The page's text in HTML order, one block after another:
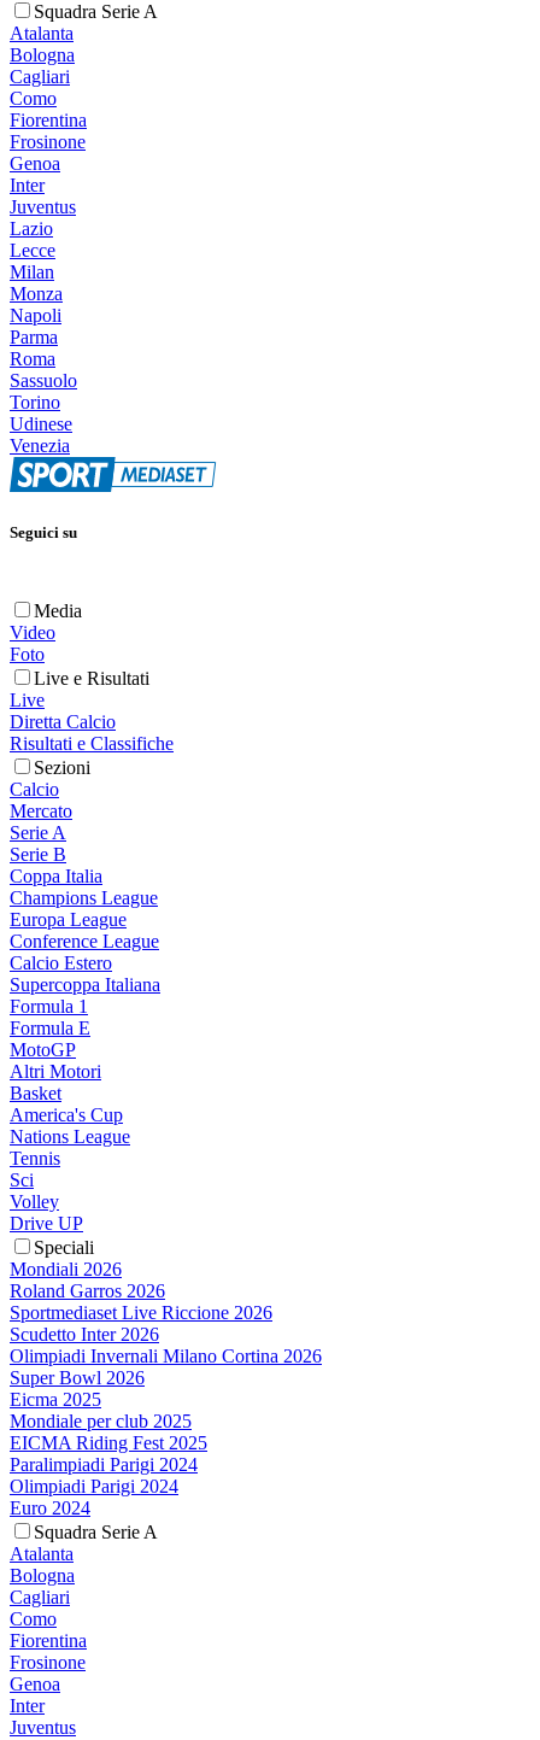
Squadra Serie A
Atalanta
Bologna
Cagliari
Como
Fiorentina
Frosinone
Genoa
Inter
Juventus
Lazio
Lecce
Milan
Monza
Napoli
Parma
Roma
Sassuolo
Torino
Udinese
Venezia
Seguici su
Media
Video
Foto
Live e Risultati
Live
Diretta Calcio
Risultati e Classifiche
Sezioni
Calcio
Mercato
Serie A
Serie B
Coppa Italia
Champions League
Europa League
Conference League
Calcio Estero
Supercoppa Italiana
Formula 1
Formula E
MotoGP
Altri Motori
Basket
America's Cup
Nations League
Tennis
Sci
Volley
Drive UP
Speciali
Mondiali 2026
Roland Garros 2026
Sportmediaset Live Riccione 2026
Scudetto Inter 2026
Olimpiadi Invernali Milano Cortina 2026
Super Bowl 2026
Eicma 2025
Mondiale per club 2025
EICMA Riding Fest 2025
Paralimpiadi Parigi 2024
Olimpiadi Parigi 2024
Euro 2024
Squadra Serie A
Atalanta
Bologna
Cagliari
Como
Fiorentina
Frosinone
Genoa
Inter
Juventus